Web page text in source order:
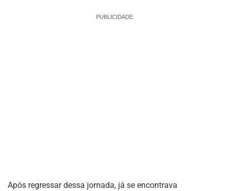
PUBLICIDADE
Após regressar dessa jornada, já se encontrava